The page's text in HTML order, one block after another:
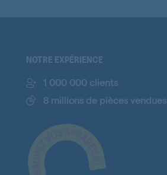
NOTRE EXPÉRIENCE
1 000 000 clients
8 millions de pièces vendues